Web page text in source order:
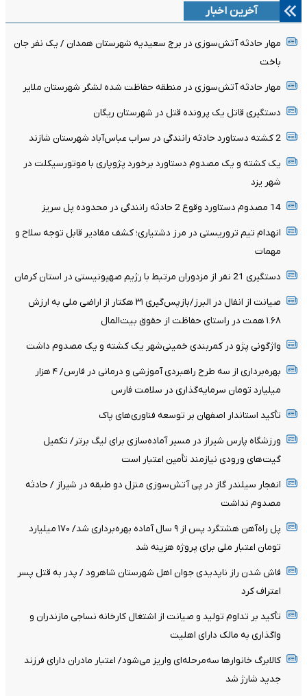
آخرین اخبار
مهار حادثه آتش‌سوزی در برج سعیدیه شهرستان همدان / یک نفر جان
باخت
مهار حادثه آتش‌سوزی در منطقه حفاظت شده لشگر شهرستان ملایر
دستگیری قاتل یک پرونده قتل در شهرستان ریگان
2 کشته دستاورد حادثه رانندگی در سراب عباس‌آباد شهرستان شازند
یک کشته و یک مصدوم دستاورد برخورد پژوپاری با موتورسیکلت در
شهر یزد
14 مصدوم دستاورد وقوع 2 حادثه رانندگی در محدوده پل سریز
انهدام تیم تروریستی در مرز دشتیاری؛ کشف مقادیر قابل توجه سلاح و
مهمات
دستگیری 21 نفر از مزدوران مرتبط با رژیم صهیونیستی در استان کرمان
صیانت از انفال در البرز/بازپس‌گیری ۳۱ هکتار از اراضی ملی به ارزش
۱.۶۸ همت در راستای حفاظت از حقوق بیت‌المال
واژگونی پژو در کمربندی خمینی‌شهر یک کشته و یک مصدوم داشت
بهره‌برداری از سه طرح راهبردی آموزشی و درمانی در فارس/ ۴ هزار
میلیارد تومان سرمایه‌گذاری در سلامت فارس
تأکید استاندار اصفهان بر توسعه فناوری‌های پاک
ورزشگاه پارس شیراز در مسیر آماده‌سازی برای لیگ برتر/ تکمیل
گیت‌های ورودی نیازمند تأمین اعتبار است
انفجار سیلندر گاز در پی آتش‌سوزی منزل دو طبقه در شیراز / حادثه
مصدوم نداشت
پل راه‌آهن هشتگرد پس از ۹ سال آماده بهره‌برداری شد/ ۱۷۰ میلیارد
تومان اعتبار ملی برای پروژه هزینه شد
فاش شدن راز ناپدیدی جوان اهل شهرستان شاهرود / پدر به قتل پسر
اعتراف کرد
تأکید بر تداوم تولید و صیانت از اشتغال کارخانه نساجی مازندران و
واگذاری به مالک دارای اهلیت
کالابرگ خانوارها سه‌مرحله‌ای واریز می‌شود/ اعتبار مادران دارای فرزند
جدید شارژ شد